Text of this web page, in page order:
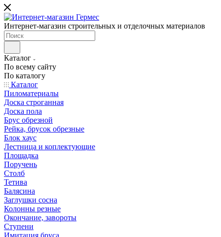
Интернет-магазин строительных и отделочных материалов
Каталог
По всему сайту
По каталогу
Каталог
Пиломатериалы
Доска строганная
Доска пола
Брус обрезной
Рейка, брусок обрезные
Блок хаус
Лестница и коплектующие
Площадка
Поручень
Столб
Тетива
Балясина
Заглушки сосна
Колонны резные
Окончание, завороты
Ступени
Имитация бруса